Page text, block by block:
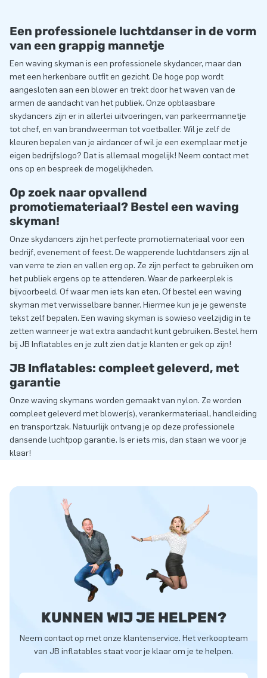
Een professionele luchtdanser in de vorm
van een grappig mannetje
Een waving skyman is een professionele skydancer, maar dan
met een herkenbare outfit en gezicht. De hoge pop wordt
aangesloten aan een blower en trekt door het waven van de
armen de aandacht van het publiek. Onze opblaasbare
skydancers zijn er in allerlei uitvoeringen, van parkeermannetje
tot chef, en van brandweerman tot voetballer. Wil je zelf de
kleuren bepalen van je airdancer of wil je een exemplaar met je
eigen bedrijfslogo? Dat is allemaal mogelijk! Neem contact met
ons op en bespreek de mogelijkheden.
Op zoek naar opvallend
promotiemateriaal? Bestel een waving
skyman!
Onze skydancers zijn het perfecte promotiemateriaal voor een
bedrijf, evenement of feest. De wapperende luchtdansers zijn al
van verre te zien en vallen erg op. Ze zijn perfect te gebruiken om
het publiek ergens op te attenderen. Waar de parkeerplek is
bijvoorbeeld. Of waar men iets kan eten. Of bestel een waving
skyman met verwisselbare banner. Hiermee kun je je gewenste
tekst zelf bepalen. Een waving skyman is sowieso veelzijdig in te
zetten wanneer je wat extra aandacht kunt gebruiken. Bestel hem
bij JB Inflatables en je zult zien dat je klanten er gek op zijn!
JB Inflatables: compleet geleverd, met
garantie
Onze waving skymans worden gemaakt van nylon. Ze worden
compleet geleverd met blower(s), verankermateriaal, handleiding
en transportzak. Natuurlijk ontvang je op deze professionele
dansende luchtpop garantie. Is er iets mis, dan staan we voor je
klaar!
KUNNEN WIJ JE HELPEN?
Neem contact op met onze klantenservice. Het verkoopteam
van JB inflatables staat voor je klaar om je te helpen.